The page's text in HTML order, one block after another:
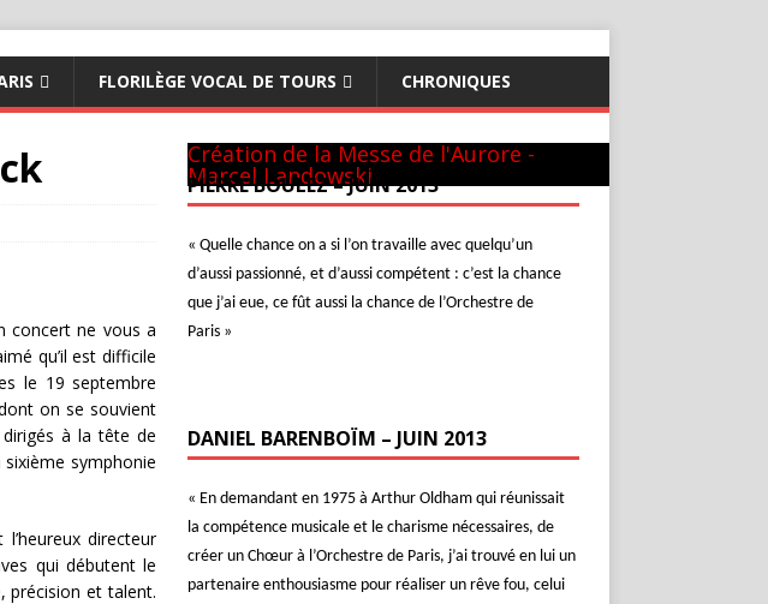
FLORILÈGE VOCAL DE TOURS CHRONIQUES
concert ne vous a
qu’il est difficile
le 19 septembre
on se souvient
dirigés à la tête de
symphonie
directeur
qui débutent le
précision et talent.
Panthéon - 22 mai 1981
CM GUILINI
Arthur & Daniel
à New-York
avec L. Naouri à Orange
A Tel-Aviv
Avec Michel Plasson
Dernier requiem à Turin
Concert inaugural - Te Deum de Berlioz
Avec Seiji Ozawa
Création de la Messe de l'Aurore -
Marcel Landowski
PIERRE BOULEZ – JUIN 2013
« Quelle chance on a si l’on travaille avec quelqu’un
d’aussi passionné, et d’aussi compétent : c’est la chance
que j’ai eue, ce fût aussi la chance de l’Orchestre de
Paris »
DANIEL BARENBOÏM – JUIN 2013
« En demandant en 1975 à Arthur Oldham qui réunissait
la compétence musicale et le charisme nécessaires, de
créer un Chœur à l’Orchestre de Paris, j’ai trouvé en lui un
partenaire enthousiasme pour réaliser un rêve fou, celui